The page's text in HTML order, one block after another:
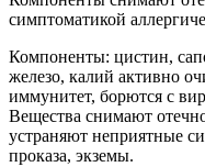
симптоматикой
Компоненты: цистин,
железо, калий активно
иммунитет, борются с
Вещества снимают
устраняют неприятные
проказа, экземы.